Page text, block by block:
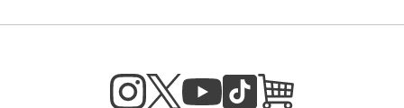
Instagram
TwitterYouTube
TikTok